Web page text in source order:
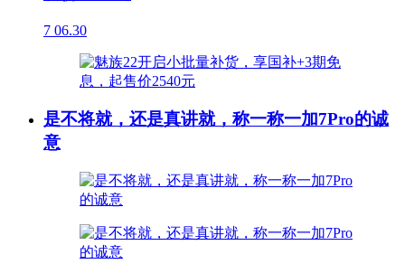
7 06.30
是不将就，还是真讲就，称一称一加7Pro的诚
意